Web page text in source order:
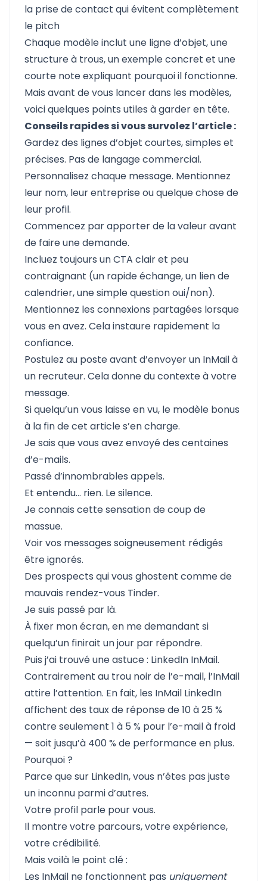
la prise de contact qui évitent complètement
le pitch
Chaque modèle inclut une ligne d’objet, une
structure à trous, un exemple concret et une
courte note expliquant pourquoi il fonctionne.
Mais avant de vous lancer dans les modèles,
voici quelques points utiles à garder en tête.
Conseils rapides si vous survolez l’article :
Gardez des lignes d’objet courtes, simples et
précises. Pas de langage commercial.
Personnalisez chaque message. Mentionnez
leur nom, leur entreprise ou quelque chose de
leur profil.
Commencez par apporter de la valeur avant
de faire une demande.
Incluez toujours un CTA clair et peu
contraignant (un rapide échange, un lien de
calendrier, une simple question oui/non).
Mentionnez les connexions partagées lorsque
vous en avez. Cela instaure rapidement la
confiance.
Postulez au poste avant d’envoyer un InMail à
un recruteur. Cela donne du contexte à votre
message.
Si quelqu’un vous laisse en vu, le modèle bonus
à la fin de cet article s’en charge.
Je sais que vous avez envoyé des centaines
d’e-mails.
Passé d’innombrables appels.
Et entendu… rien. Le silence.
Je connais cette sensation de coup de
massue.
Voir vos messages soigneusement rédigés
être ignorés.
Des prospects qui vous ghostent comme de
mauvais rendez-vous Tinder.
Je suis passé par là.
À fixer mon écran, en me demandant si
quelqu’un finirait un jour par répondre.
Puis j’ai trouvé une astuce : LinkedIn InMail.
Contrairement au trou noir de l’e-mail, l’InMail
attire l’attention. En fait, les InMail LinkedIn
affichent des taux de réponse de 10 à 25 %
contre seulement 1 à 5 % pour l’e-mail à froid
— soit jusqu’à 400 % de performance en plus.
Pourquoi ?
Parce que sur LinkedIn, vous n’êtes pas juste
un inconnu parmi d’autres.
Votre profil parle pour vous.
Il montre votre parcours, votre expérience,
votre crédibilité.
Mais voilà le point clé :
Les InMail ne fonctionnent pas uniquement